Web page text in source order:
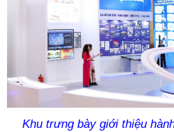
Khu trưng bày giới thiệu